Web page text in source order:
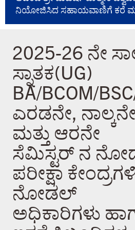
ನಿಯೋಜಿಸಿದ ಸಹಾಯವಾಣಿಗೆ ಕರೆ
2025-26 ನೇ
ಸ್ನಾತಕ(UG)
BA/BCOM/
ಎರಡನೇ, ನಾಲ್ಕನೇ
ಮತ್ತು ಆರನೇ
ಸೆಮಿಸ್ಟರ್ ನ
ಪರೀಕ್ಷಾ
ನೋಡಲ್
ಅಧಿಕಾರಿಗಳು